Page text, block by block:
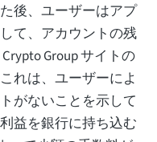
後、ユーザーはアプ
て、アカウントの残
Group サイトの
れは、ユーザーによ
がないことを示して
益を銀行に持ち込む